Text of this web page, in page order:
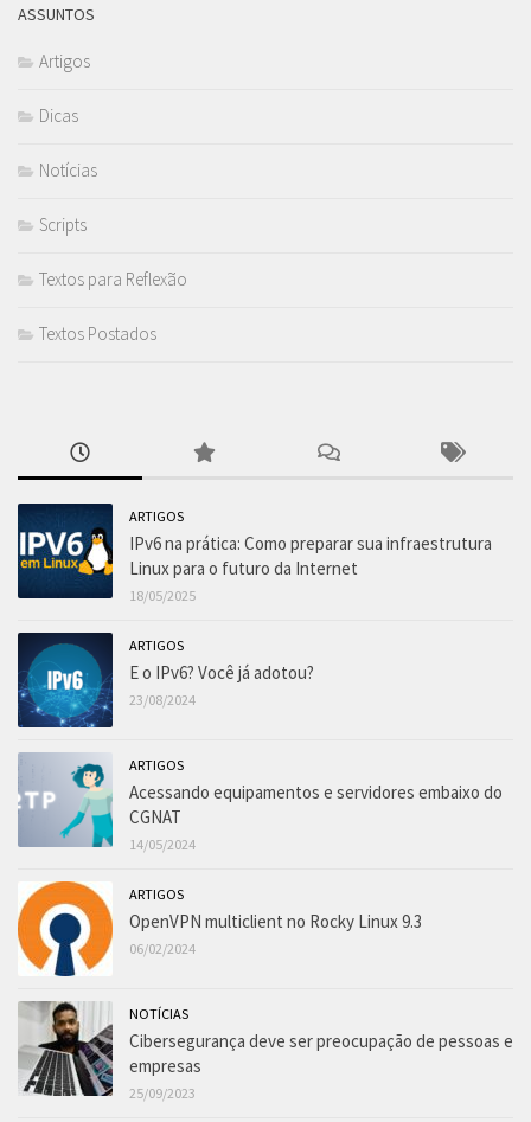
ASSUNTOS
Artigos
Dicas
Notícias
Scripts
Textos para Reflexão
Textos Postados
ARTIGOS
IPv6 na prática: Como preparar sua infraestrutura
Linux para o futuro da Internet
18/05/2025
ARTIGOS
E o IPv6? Você já adotou?
23/08/2024
ARTIGOS
Acessando equipamentos e servidores embaixo do
CGNAT
14/05/2024
ARTIGOS
OpenVPN multiclient no Rocky Linux 9.3
06/02/2024
NOTÍCIAS
Cibersegurança deve ser preocupação de pessoas e
empresas
25/09/2023